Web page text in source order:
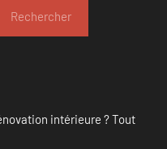
Rechercher
intérieure ? Tout